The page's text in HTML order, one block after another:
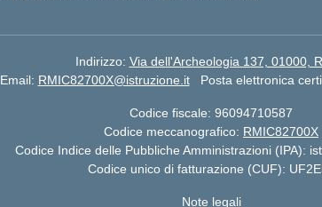
Indirizzo: Via dell'Archeologia 137, 01000,
Email: RMIC82700X@istruzione.it Posta elettronica
Codice fiscale: 96094710587
Codice meccanografico: RMIC82700X
Codice Indice delle Pubbliche Amministrazioni (IPA):
Codice unico di fatturazione (CUF):
Note legali